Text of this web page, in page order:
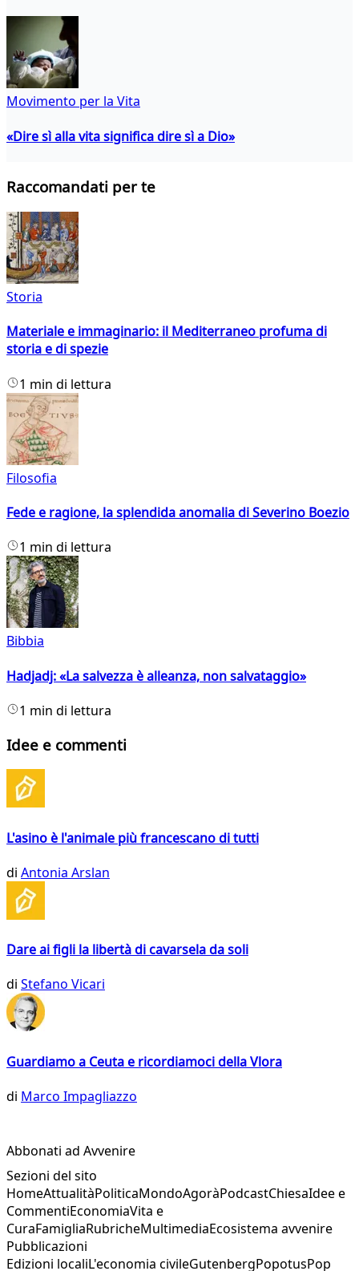
Movimento per la Vita
«Dire sì alla vita significa dire sì a Dio»
Raccomandati per te
Storia
Materiale e immaginario: il Mediterraneo profuma di
storia e di spezie
1 min di lettura
Filosofia
Fede e ragione, la splendida anomalia di Severino Boezio
1 min di lettura
Bibbia
Hadjadj: «La salvezza è alleanza, non salvataggio»
1 min di lettura
Idee e commenti
L'asino è l'animale più francescano di tutti
di Antonia Arslan
Dare ai figli la libertà di cavarsela da soli
di Stefano Vicari
Guardiamo a Ceuta e ricordiamoci della Vlora
di Marco Impagliazzo
Abbonati ad Avvenire
Sezioni del sito
HomeAttualitàPoliticaMondoAgoràPodcastChiesaIdee e
CommentiEconomiaVita e
CuraFamigliaRubricheMultimediaEcosistema avvenire
Pubblicazioni
Edizioni localiL'economia civileGutenbergPopotusPop